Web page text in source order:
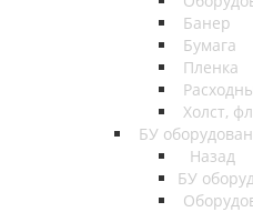
Банер
Бумага
Пленка
Холст,
БУ
Назад
БУ